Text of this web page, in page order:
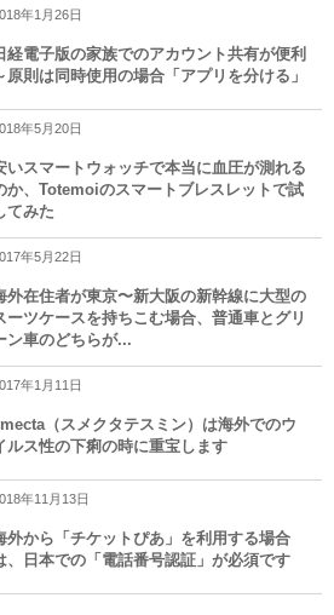
年1月26日
経電子版の家族でのアカウント共有が便利
原則は同時使用の場合「アプリを分ける」
年5月20日
いスマートウォッチで本当に血圧が測れる
か、Totemoiのスマートブレスレットで試
てみた
年5月22日
外在住者が東京〜新大阪の新幹線に大型の
ーツケースを持ちこむ場合、普通車とグリ
ン車のどちらが...
年1月11日
（スメクタテスミン）は海外でのウ
ルス性の下痢の時に重宝します
年11月13日
外から「チケットぴあ」を利用する場合
、日本での「電話番号認証」が必須です